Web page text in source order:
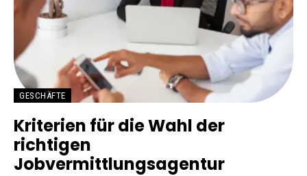
GESCHÄFTE
Kriterien für die Wahl der
richtigen
Jobvermittlungsagentur